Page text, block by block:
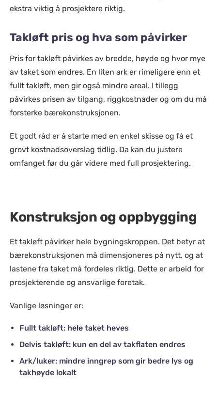
ekstra viktig å prosjektere riktig.
Takløft pris og hva som påvirker
Pris for takløft påvirkes av bredde, høyde og hvor mye
av taket som endres. En liten ark er rimeligere enn et
fullt takløft, men gir også mindre areal. I tillegg
påvirkes prisen av tilgang, riggkostnader og om du må
forsterke bærekonstruksjonen.
Et godt råd er å starte med en enkel skisse og få et
grovt kostnadsoverslag tidlig. Da kan du justere
omfanget før du går videre med full prosjektering.
Konstruksjon og oppbygging
Et takløft påvirker hele bygningskroppen. Det betyr at
bærekonstruksjonen må dimensjoneres på nytt, og at
lastene fra taket må fordeles riktig. Dette er arbeid for
prosjekterende og ansvarlige foretak.
Vanlige løsninger er:
Fullt takløft: hele taket heves
Delvis takløft: kun en del av takflaten endres
Ark/luker: mindre inngrep som gir bedre lys og
takhøyde lokalt